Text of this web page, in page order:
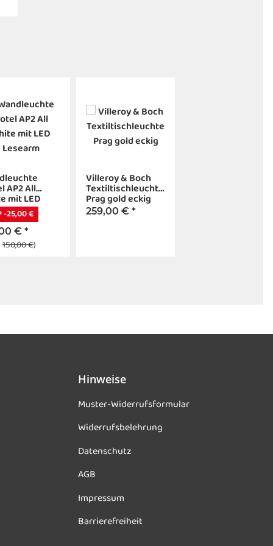
AP2 All
mit LED
-25,00 €
€ *
150,00 €)
Villeroy & Boch
Textiltischleuchte
Prag gold eckig
259,00 € *
Hinweise
Muster-Widerrufsformular
Widerrufsbelehrung
Datenschutz
AGB
Impressum
Barrierefreiheit